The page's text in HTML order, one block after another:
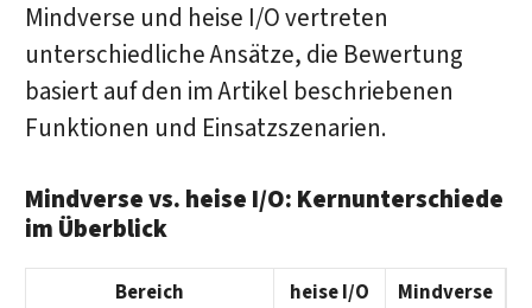
Mindverse und heise I/O vertreten
unterschiedliche Ansätze, die Bewertung
basiert auf den im Artikel beschriebenen
Funktionen und Einsatzszenarien.
Mindverse vs. heise I/O: Kernunterschiede
im Überblick
Bereich heise I/O
Mindverse